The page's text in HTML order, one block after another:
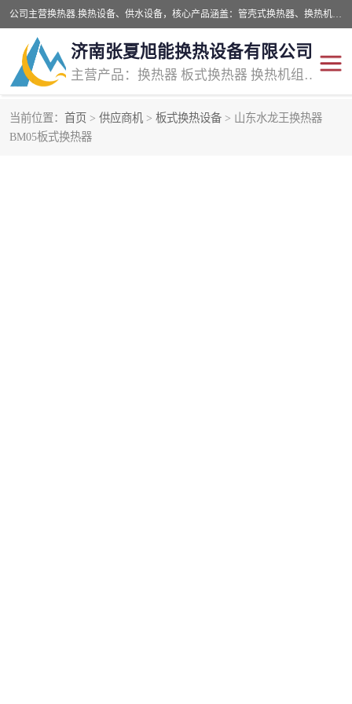
公司主营换热器.换热设备、供水设备，核心产品涵盖：管壳式换热器、换热机组、不锈钢组合式水箱、水处理设备等，提供非标设备集生产、销售、安装一体化服务，可满足全国酒店、学校、医院、商业综合体、工业项目等多场景换热与供水需求。
济南张夏旭能换热设备有限公司
主营产品：换热器 板式换热器 换热机组 供水设备 水处理设备
当前位置： 首页 > 供应商机 > 板式换热设备 > 山东水龙王换热器
BM05板式换热器